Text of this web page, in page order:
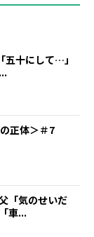
十にして…」
正体＞＃7
「気のせいだ
車...